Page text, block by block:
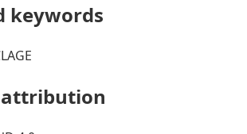
keywords
attribution